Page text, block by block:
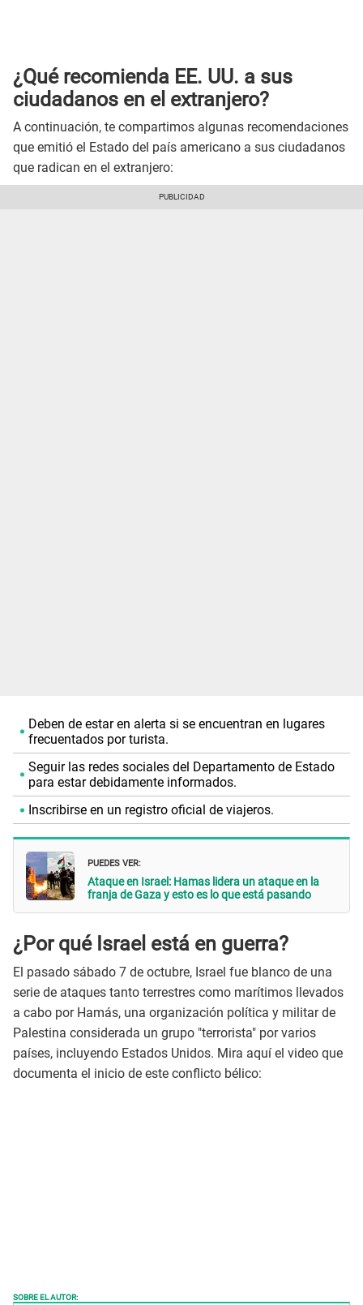
¿Qué recomienda EE. UU. a sus
ciudadanos en el extranjero?
A continuación, te compartimos algunas recomendaciones
que emitió el Estado del país americano a sus ciudadanos
que radican en el extranjero:
Deben de estar en alerta si se encuentran en lugares
frecuentados por turista.
Seguir las redes sociales del Departamento de Estado
para estar debidamente informados.
Inscribirse en un registro oficial de viajeros.
PUEDES VER:
Ataque en Israel: Hamas lidera un ataque en la
franja de Gaza y esto es lo que está pasando
¿Por qué Israel está en guerra?
El pasado sábado 7 de octubre, Israel fue blanco de una
serie de ataques tanto terrestres como marítimos llevados
a cabo por Hamás, una organización política y militar de
Palestina considerada un grupo "terrorista" por varios
países, incluyendo Estados Unidos. Mira aquí el video que
documenta el inicio de este conflicto bélico:
SOBRE EL AUTOR: